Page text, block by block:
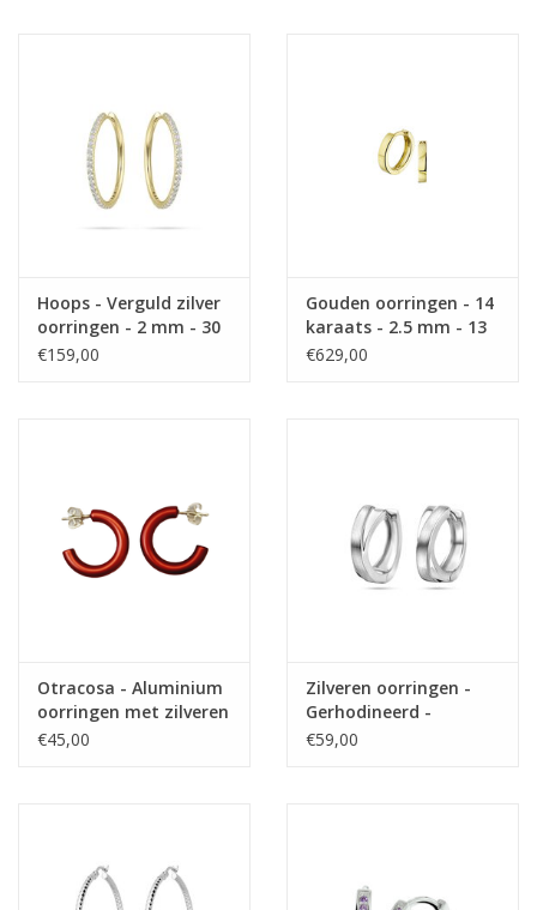
Hoops - Verguld zilver
oorringen - 2 mm - 30
mm - Zirkonia
€159,00
Gouden oorringen - 14
karaats - 2.5 mm - 13
€629,00
Otracosa - Aluminium
oorringen met zilveren
steker - CR310 Rood
€45,00
Zilveren oorringen -
Gerhodineerd -
Mat/glanzend
€59,00